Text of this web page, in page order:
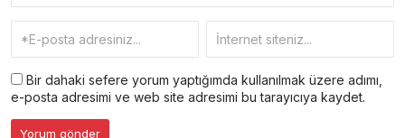
Bir dahaki sefere yorum yaptığımda kullanılmak üzere adımı,
e-posta adresimi ve web site adresimi bu tarayıcıya kaydet.